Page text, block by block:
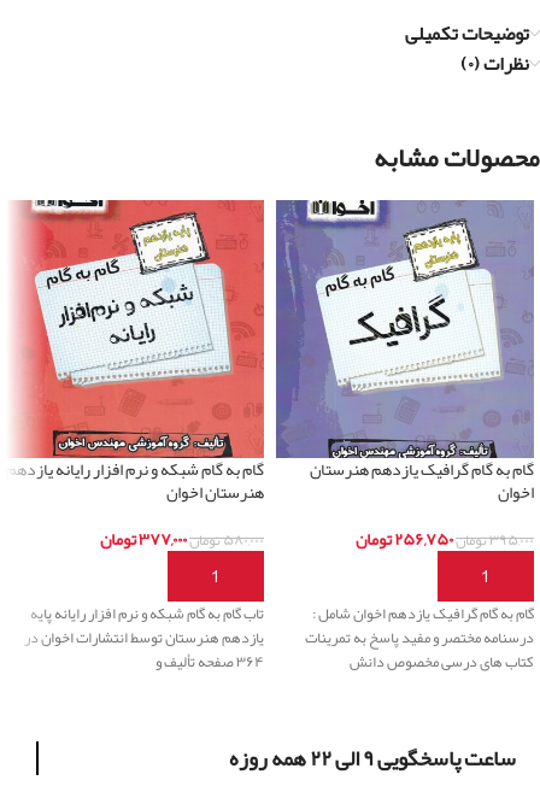
توضیحات تکمیلی
نظرات (۰)
محصولات مشابه
گام به گام گرافیک یازدهم هنرستان
اخوان
۳۹۵,۰۰۰تومان۲۵۶,۷۵۰تومان
افزودن به سبد خرید
گام به گام گرافیک یازدهم اخوان شامل :
درسنامه مختصر و مفید پاسخ به تمرینات
کتاب های درسی مخصوص دانش
گام به گام شبکه و نرم افزار رایانه یازدهم
هنرستان اخوان
۵۸۰,۰۰۰تومان۳۷۷,۰۰۰تومان
افزودن به سبد خرید
تاب گام به گام شبکه و نرم افزار رایانه پایه
یازدهم هنرستان توسط انتشارات اخوان در
۳۶۴ صفحه تألیف و
ساعت پاسخگویی ۹ الی ۲۲ همه روزه